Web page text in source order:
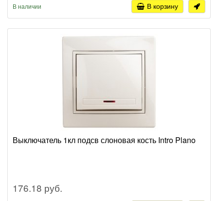
В наличии В корзину
Выключатель 1кл подсв слоновая кость Intro Plano
176.18 руб.